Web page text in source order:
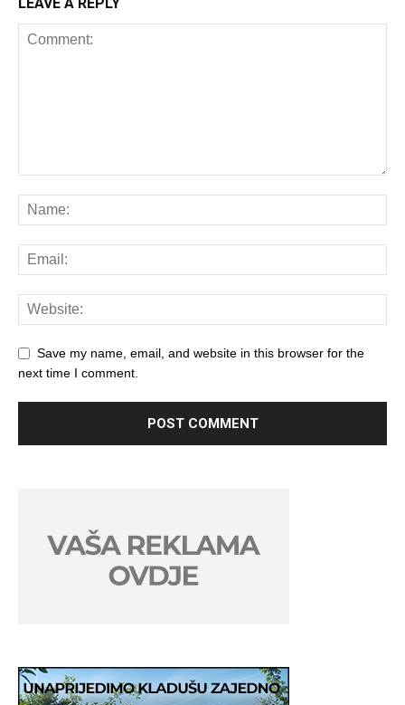
Save my name, email, and website in this browser for the
next time I comment.